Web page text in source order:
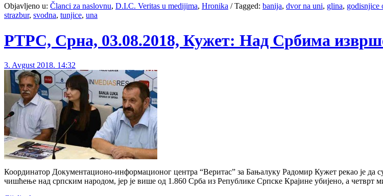
Objavljeno u: Članci za naslovnu, D.I.C. Veritas u medijima, Hronika /Tagged: banija, dvor na uni, glina, godisnjice
strazbur, svodna, tunjice, una
РТРС, Срна, 03.08.2018, Кужет: Над Србима
3. Avgust 2018. 14:32
Координатор Документационо-информационог центра “Веритас” за Бањалуку Радомир Кужет рекао је да
чишћење над српским народом, јер је више од 1.860 Срба из Републике Српске Крајине убијено, а четврт